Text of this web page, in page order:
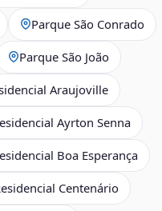
Parque São Conrado
Parque São João
Araujoville
Ayrton Senna
Boa Esperança
Centenário